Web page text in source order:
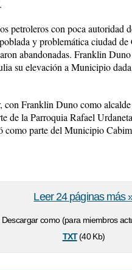
petroleros con poca autoridad
y problemática ciudad
abandonadas. Franklin
su elevación a Municipio
Franklin Duno como
de la Parroquia Rafael
como parte del Municipio
Descargar como (para miembros
txt(40 Kb)
Leer 24 páginas más